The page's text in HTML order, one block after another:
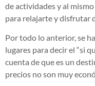
de actividades y al
para relajarte y disfrutar
Por todo lo anterior, se
lugares para decir el “si
cuenta de que es un
precios no son muy